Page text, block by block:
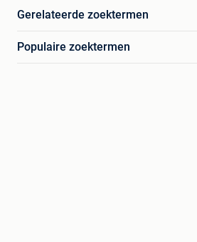
Gerelateerde zoektermen
Populaire zoektermen